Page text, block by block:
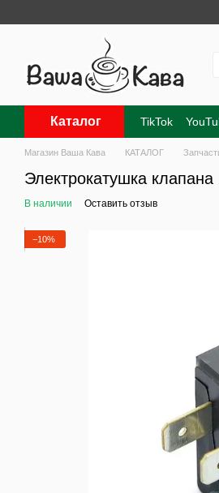
Каталог TikTok
Контакты
Магазин Ваша Кава КАТАЛОГ
Электрокатушка
В наличии Оставить отзыв
−10%